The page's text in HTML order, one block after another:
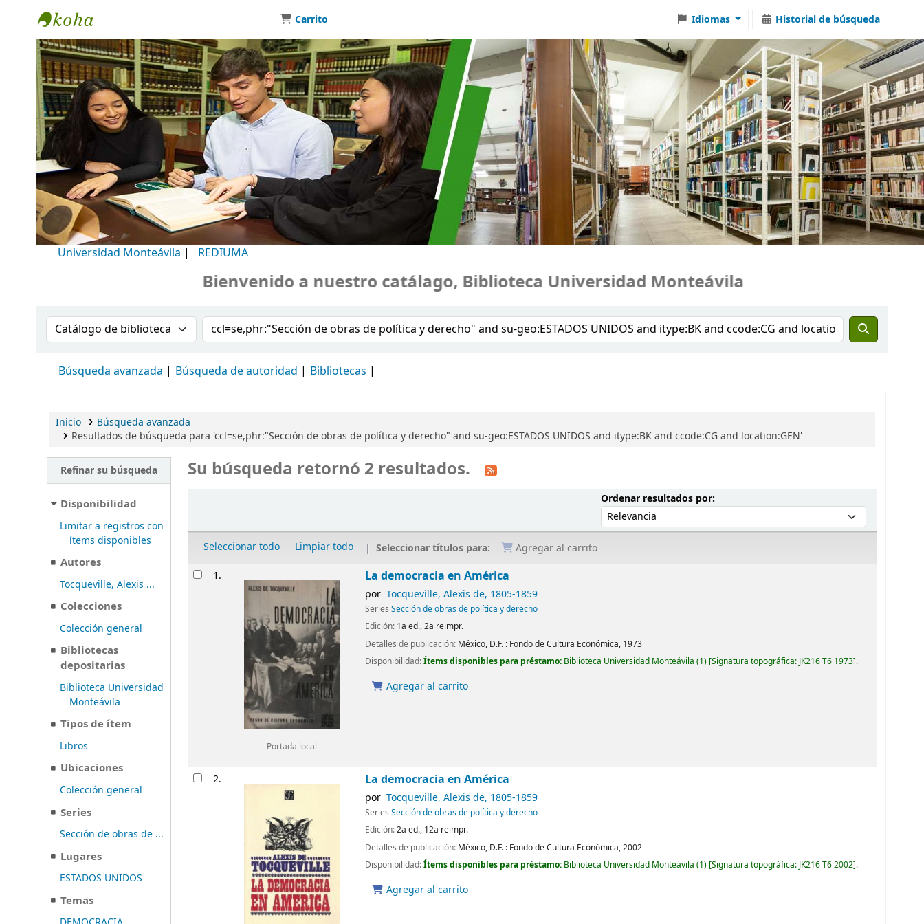
Biblioteca Universidad Monteávila
Carrito Idiomas Historial de búsqueda
Universidad Monteávila | REDIUMA
Bienvenido a nuestro catálago, Biblioteca Universidad Monteávila
Buscar en el catálogo por:Buscar en el catálogo
Búsqueda avanzada Búsqueda de autoridad Bibliotecas
Inicio
Búsqueda avanzada
Resultados de búsqueda para 'ccl=se,phr:"Sección de obras de política y derecho" and su-geo:ESTADOS UNIDOS and itype:BK and ccode:CG and location:GEN'
Refinar su búsqueda
Disponibilidad
Limitar a registros con
ítems disponibles
Autores
Tocqueville, Alexis ...
Colecciones
Colección general
Bibliotecas
depositarias
Biblioteca Universidad
Monteávila
Tipos de ítem
Libros
Ubicaciones
Colección general
Series
Sección de obras de ...
Lugares
ESTADOS UNIDOS
Temas
Su búsqueda retornó 2 resultados.
Ordenar resultados por:Ordenar por:
Seleccionar todo Limpiar todo Seleccionar títulos para: Agregar al carrito
Resultados
1.
Portada local
La democracia en América
por Tocqueville, Alexis de, 1805-1859
SeriesSección de obras de política y derecho
Edición: 1a ed., 2a reimpr.
Detalles de publicación: México, D.F. : Fondo de Cultura Económica, 1973
Disponibilidad:Ítems disponibles para préstamo: Biblioteca Universidad Monteávila (1) Signatura topográfica: JK216 T6 1973 .
Agregar al carrito
2. La democracia en América
por Tocqueville, Alexis de, 1805-1859
SeriesSección de obras de política y derecho
Edición:2a ed., 12a reimpr.
Detalles de publicación: México, D.F. : Fondo de Cultura Económica,2002
Disponibilidad:Ítems disponibles para préstamo: Biblioteca Universidad Monteávila (1) Signatura topográfica: JK216 T6 2002 .
Agregar al carrito